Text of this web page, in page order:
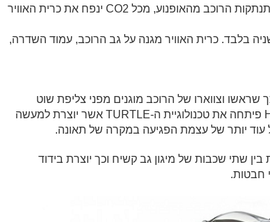
בעצמה של 25-20 ק"ג שנגרמת מהתנתקות הרוכב מהאופנוע, מכל CO2 ינפח את כרית האוויר
בלבד. כרית האוויר מגנה על גב הרוכב, עמוד השדרה,
שראשו וצווארו של הרוכב מוגנים מפני צליפת שוט
וחבטות. בנוסף לכך, חברת HELITE פיתחה את טכנולוגיית ה-TURTLE אשר יוצרת למעשה
עוד יותר של עצמת הפגיעה במקרה של תאונה.
בין שתי שכבות של מיגון גב קשיח וכך יוצרת בידוד
חבטות.